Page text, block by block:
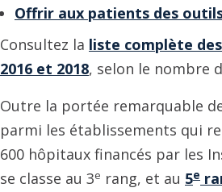
Offrir aux patients des
Consultez la liste complète
2016 et 2018, selon le nombre
Outre la portée remarquable
parmi les établissements qui
600 hôpitaux financés par les
se classe au 3e rang, et au 5e